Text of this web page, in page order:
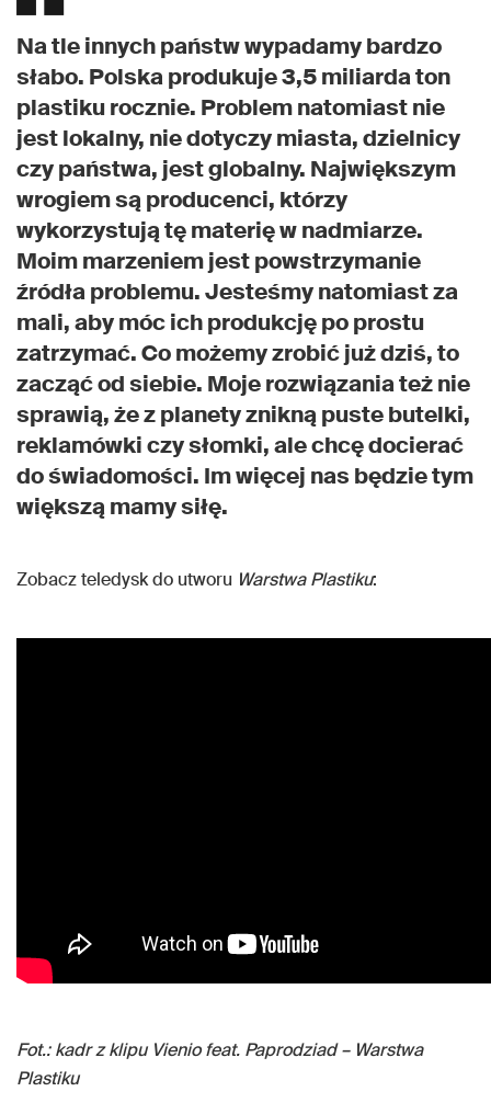
Na tle innych państw wypadamy bardzo
słabo. Polska produkuje 3,5 miliarda ton
plastiku rocznie. Problem natomiast nie
jest lokalny, nie dotyczy miasta, dzielnicy
czy państwa, jest globalny. Największym
wrogiem są producenci, którzy
wykorzystują tę materię w nadmiarze.
Moim marzeniem jest powstrzymanie
źródła problemu. Jesteśmy natomiast za
mali, aby móc ich produkcję po prostu
zatrzymać. Co możemy zrobić już dziś, to
zacząć od siebie. Moje rozwiązania też nie
sprawią, że z planety znikną puste butelki,
reklamówki czy słomki, ale chcę docierać
do świadomości. Im więcej nas będzie tym
większą mamy siłę.
Zobacz teledysk do utworu Warstwa Plastiku:
Fot.: kadr z klipu Vienio feat. Paprodziad – Warstwa
Plastiku